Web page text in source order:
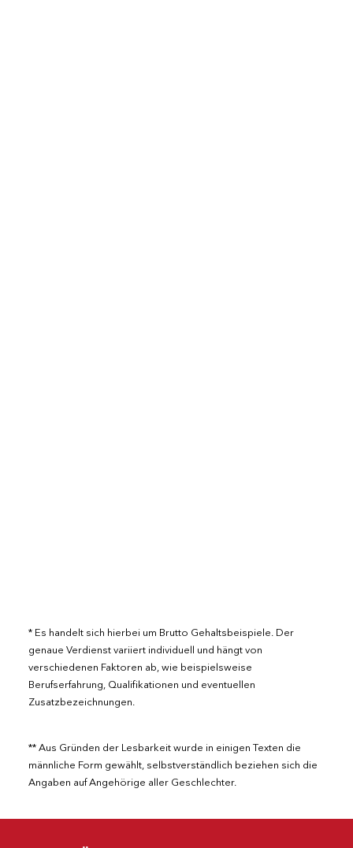
* Es handelt sich hierbei um Brutto Gehaltsbeispiele. Der
genaue Verdienst variiert individuell und hängt von
verschiedenen Faktoren ab, wie beispielsweise
Berufserfahrung, Qualifikationen und eventuellen
Zusatzbezeichnungen.
** Aus Gründen der Lesbarkeit wurde in einigen Texten die
männliche Form gewählt, selbstverständlich beziehen sich die
Angaben auf Angehörige aller Geschlechter.